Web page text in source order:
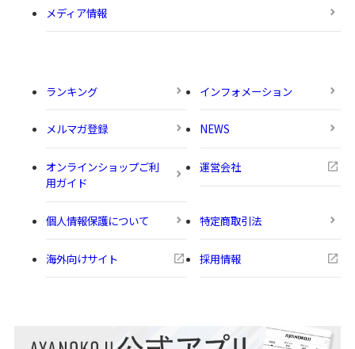
メディア情報
ランキング インフォメーション
メルマガ登録 NEWS
オンラインショップご利
用ガイド
運営会社
個人情報保護について 特定商取引法
海外向けサイト 採用情報